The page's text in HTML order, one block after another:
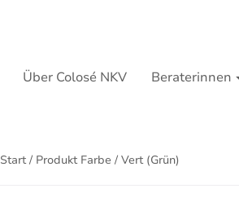
Über Colosé NKV Beraterinnen
Start/ Produkt Farbe / Vert (Grün)